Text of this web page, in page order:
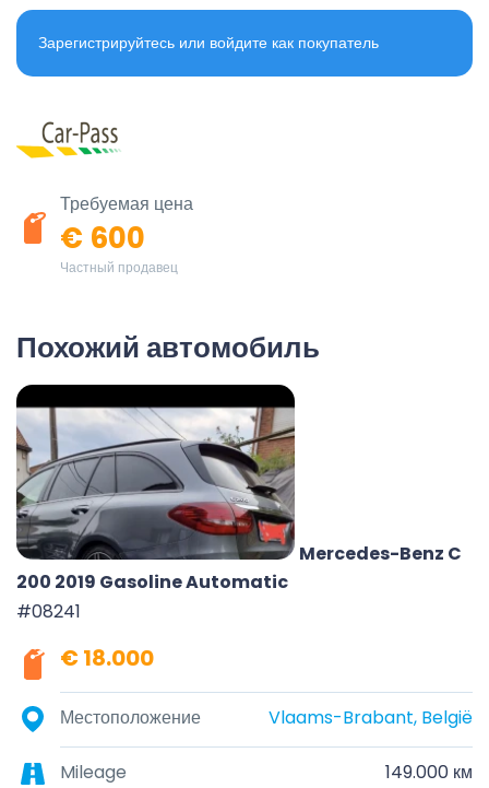
Зарегистрируйтесь или войдите как покупатель
Требуемая цена
€ 600
Частный продавец
Похожий автомобиль
Mercedes-Benz C
200 2019 Gasoline Automatic
#08241
€ 18.000
Местоположение Vlaams-Brabant, België
Mileage 149.000 км